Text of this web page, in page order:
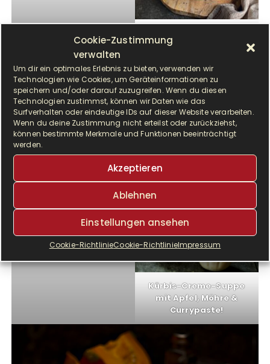
Cookie-Zustimmung
verwalten
Um dir ein optimales Erlebnis zu bieten, verwenden wir
Technologien wie Cookies, um Geräteinformationen zu
speichern und/oder darauf zuzugreifen. Wenn du diesen
Technologien zustimmst, können wir Daten wie das
Surfverhalten oder eindeutige IDs auf dieser Website verarbeiten.
Wenn du deine Zustimmung nicht erteilst oder zurückziehst,
können bestimmte Merkmale und Funktionen beeinträchtigt
werden.
Akzeptieren
Ablehnen
Einstellungen ansehen
Cookie-RichtlinieCookie-RichtlinieImpressum
Käse-Lauch-Suppe mit
Schmeichler für die Seele!
Kürbis-Creme-Suppe
mit Apfel, Möhre &
Currypaste!